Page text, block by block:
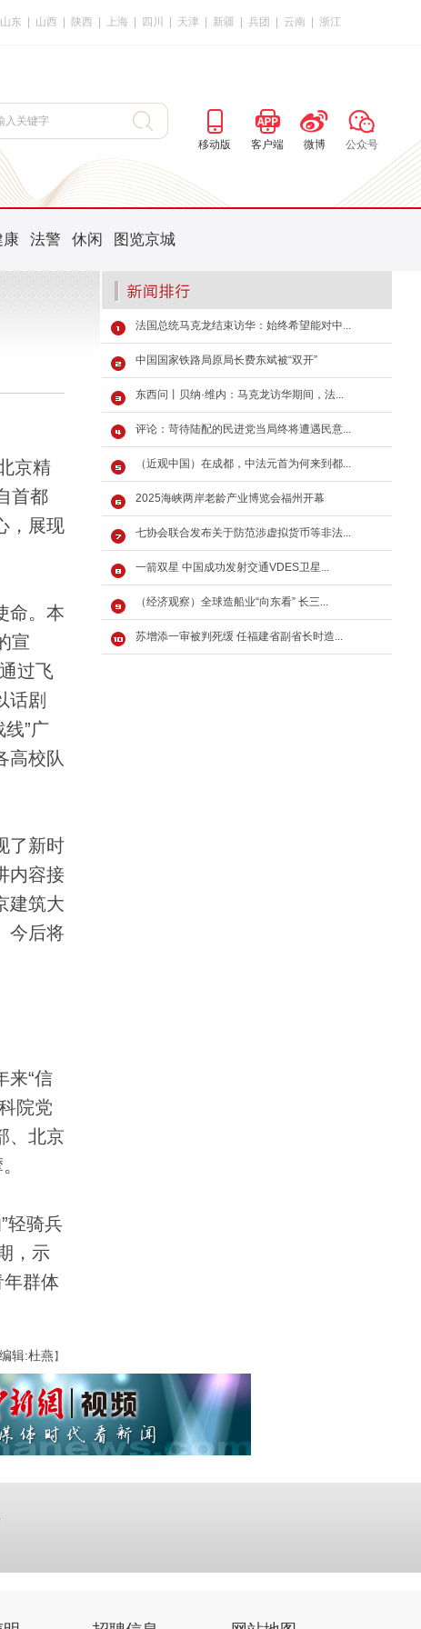
山东 山西 陕西 上海 四川 天津 新疆 兵团 云南 浙江
移动版 客户端 微博 公众号
康 法警 休闲 图览京城
京精
首都
，展现
命。本
宣
过飞
话剧
”广
高校队
了新时
内容接
建筑大
今后将
来“信
院党
、北京
轻骑兵
，示
群体
编辑:杜燕 】
法国总统马克龙结束访华：始终希望能对中...
中国国家铁路局原局长费东斌被“双开”
东西问丨贝纳·维内：马克龙访华期间，法...
评论：苛待陆配的民进党当局终将遭遇民意...
（近观中国）在成都，中法元首为何来到都...
2025海峡两岸老龄产业博览会福州开幕
七协会联合发布关于防范涉虚拟货币等非法...
一箭双星 中国成功发射交通VDES卫星...
（经济观察）全球造船业“向东看” 长三...
苏增添一审被判死缓 任福建省副省长时造...